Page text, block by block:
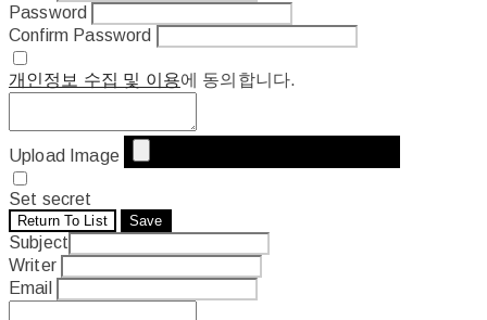
Password
Confirm Password
개인정보 수집 및 이용에 동의합니다.
Upload Image
Set secret
Return To List Save
Subject
Writer
Email